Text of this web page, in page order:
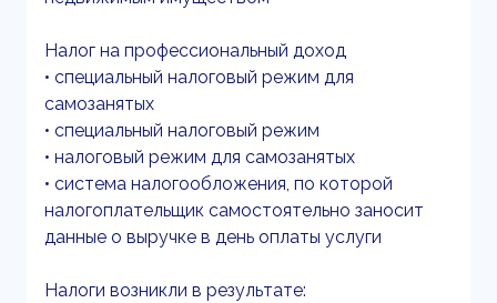
Налог на профессиональный доход
• специальный налоговый режим для
самозанятых
• специальный налоговый режим
• налоговый режим для самозанятых
• система налогообложения, по которой
налогоплательщик самостоятельно заносит
данные о выручке в день оплаты услуги
Налоги возникли в результате: